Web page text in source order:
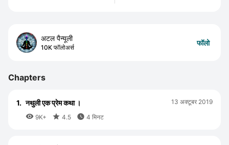
अटल पैन्यूली
10K फॉलोअर्स
फॉलो
Chapters
1. नथुली एक प्रेम कथा ।
 9K+  4.5  4 मिनट
13 अक्टूबर 2019